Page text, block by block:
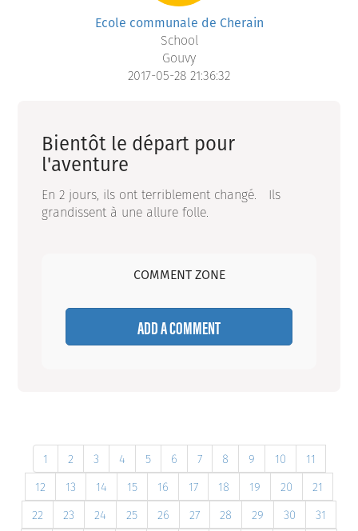
Ecole communale de Cherain
School
Gouvy
2017-05-28 21:36:32
Bientôt le départ pour
l'aventure
En 2 jours, ils ont terriblement changé. Ils
grandissent à une allure folle.
COMMENT ZONE
ADD A COMMENT
1 2 3 4 5 6 7 8 9 10
11
12
13 14 15 16 17 18 19 20
21
22
23 24 25 26 27 28 29 30
31